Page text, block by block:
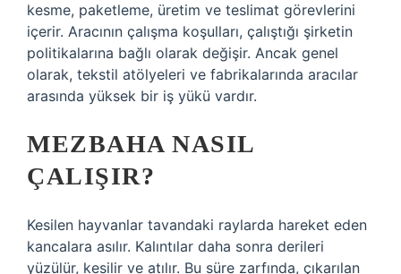
kesme, paketleme, üretim ve teslimat görevlerini
içerir. Aracının çalışma koşulları, çalıştığı şirketin
politikalarına bağlı olarak değişir. Ancak genel
olarak, tekstil atölyeleri ve fabrikalarında aracılar
arasında yüksek bir iş yükü vardır.
MEZBAHA NASIL
ÇALIŞIR?
Kesilen hayvanlar tavandaki raylarda hareket eden
kancalara asılır. Kalıntılar daha sonra derileri
yüzülür, kesilir ve atılır. Bu süre zarfında, çıkarılan